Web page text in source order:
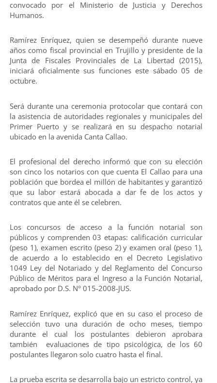
convocado por el Ministerio de Justicia y Derechos
Humanos.
Ramírez Enríquez, quien se desempeñó durante nueve
años como fiscal provincial en Trujillo y presidente de la
Junta de Fiscales Provinciales de La Libertad (2015),
iniciará oficialmente sus funciones este sábado 05 de
octubre.
Será durante una ceremonia protocolar que contará con
la asistencia de autoridades regionales y municipales del
Primer Puerto y se realizará en su despacho notarial
ubicado en la avenida Canta Callao.
El profesional del derecho informó que con su elección
son cinco los notarios con que cuenta El Callao para una
población que bordea el millón de habitantes y garantizó
que su labor estará abocada a dar fe de los actos y
contratos que ante él se celebren.
Los concursos de acceso a la función notarial son
públicos y comprenden 03 etapas: calificación curricular
(peso 1), examen escrito (peso 2) y examen oral (peso 1),
de acuerdo a lo establecido en el Decreto Legislativo
1049 Ley del Notariado y del Reglamento del Concurso
Público de Méritos para el Ingreso a la Función Notarial,
aprobado por D.S. N° 015-2008-JUS.
Ramírez Enríquez, explicó que en su caso el proceso de
selección tuvo una duración de ocho meses, tiempo
durante el cual los postulantes debieron aprobara
también evaluaciones de tipo psicológica, de los 60
postulantes llegaron solo cuatro hasta el final.
La prueba escrita se desarrolla bajo un estricto control, ya